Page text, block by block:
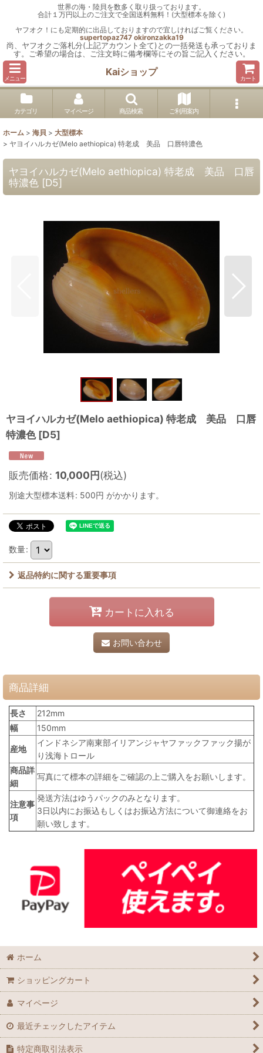
世界の海・陸貝を数多く取り扱っております。
合計１万円以上のご注文で全国送料無料！(大型標本を除く)
ヤフオク！にも定期的に出品しておりますので宜しければご覧ください。
supertopaz747 okironzakka19
尚、ヤフオクご落札分(上記アカウント全て)との一括発送も承っておりま
す。ご希望の場合は、ご注文時に備考欄等にその旨ご記入ください。
メニュー
Kaiショップ
カート
カテゴリ マイページ 商品検索 ご利用案内
ホーム > 海貝 > 大型標本
> ヤヨイハルカゼ(Melo aethiopica) 特老成 美品 口唇特濃色
ヤヨイハルカゼ(Melo aethiopica) 特老成 美品 口唇
特濃色 [D5]
ヤヨイハルカゼ(Melo aethiopica) 特老成 美品 口唇
特濃色 [D5]
販売価格: 10,000円(税込)
別途大型標本送料: 500円 がかかります。
数量:
返品特約に関する重要事項
カートに入れる
お問い合わせ
商品詳細
長さ
212mm
幅
150mm
産地
インドネシア南東部イリアンジャヤファックファック揚が
り浅海トロール
商品詳
細
写真にて標本の詳細をご確認の上ご購入をお願いします。
注意事
項
発送方法はゆうパックのみとなります。
3日以内にお振込もしくはお振込方法について御連絡をお
願い致します。
ホーム
ショッピングカート
マイページ
最近チェックしたアイテム
特定商取引法表示